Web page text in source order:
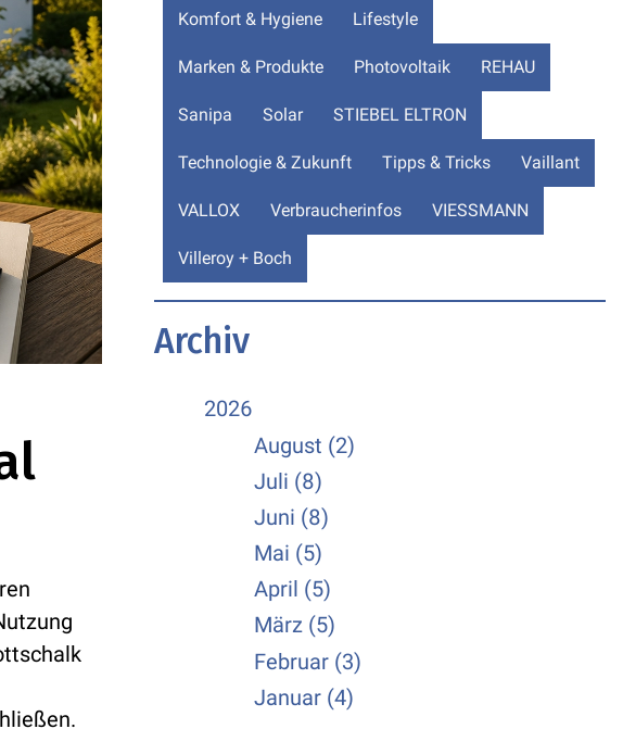
Komfort & Hygiene Lifestyle
Marken & Produkte Photovoltaik REHAU
Sanipa Solar STIEBEL ELTRON
Technologie & Zukunft Tipps & Tricks Vaillant
VALLOX Verbraucherinfos VIESSMANN
Villeroy + Boch
Archiv
2026
August (2)
Juli (8)
Juni (8)
Mai (5)
April (5)
März (5)
Februar (3)
Januar (4)